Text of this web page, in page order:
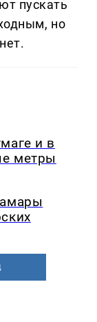
пускать
но
и в
метры